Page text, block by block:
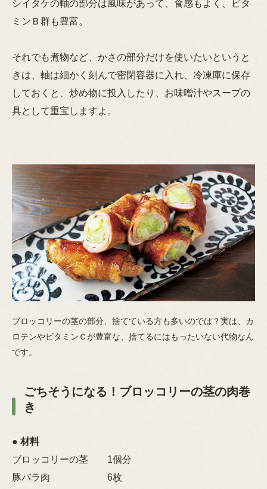
シイタケの軸の部分は風味があって、食感もよく、ビタ
ミンＢ群も豊富。
それでも煮物など、かさの部分だけを使いたいというと
きは、軸は細かく刻んで密閉容器に入れ、冷凍庫に保存
しておくと、炒め物に投入したり、お味噌汁やスープの
具として重宝しますよ。
ブロッコリーの茎の部分、捨てている方も多いのでは？実は、カ
ロテンやビタミンＣが豊富な、捨てるにはもったいない代物なん
です。
ごちそうになる！ブロッコリーの茎の肉巻
き
● 材料
ブロッコリーの茎 1個分
豚バラ肉 6枚